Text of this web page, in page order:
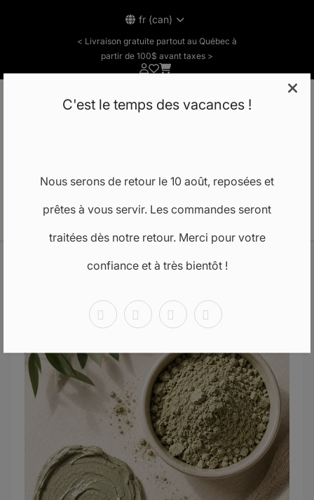
C'est le temps des vacances !
Nous serons de retour le 10 août, reposées et
prêtes à vous servir. Les commandes seront
traitées dès notre retour. Merci pour votre
confiance et à très bientôt !
fr (can)
< Livraison gratuite partout au Québec à
partir de 100$ avant taxes >
FR
ARGILE VERTE